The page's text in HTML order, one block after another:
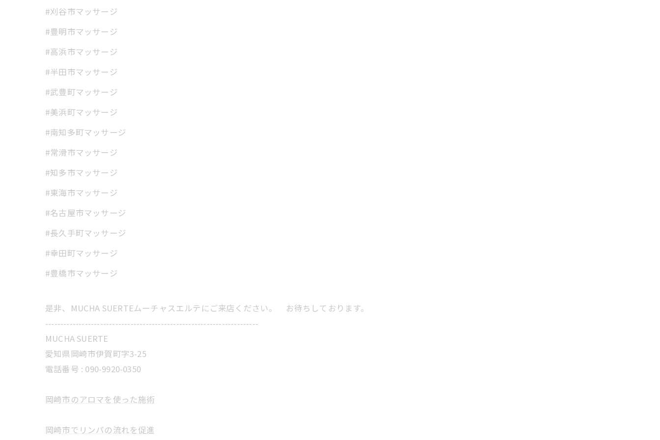
#刈谷市マッサージ
#豊明市マッサージ
#高浜市マッサージ
#半田市マッサージ
#武豊町マッサージ
#美浜町マッサージ
#南知多町マッサージ
#常滑市マッサージ
#知多市マッサージ
#東海市マッサージ
#名古屋市マッサージ
#長久手町マッサージ
#幸田町マッサージ
#豊橋市マッサージ
是非、MUCHA SUERTEムーチャスエルテにご来店ください。 お待ちしております。
----------------------------------------------------------------------
MUCHA SUERTE
愛知県岡崎市伊賀町字3-25
電話番号 : 090-9920-0350
岡崎市のアロマを使った施術
岡崎市でリンパの流れを促進